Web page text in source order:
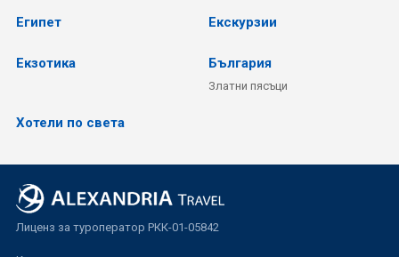
Египет Екскурзии
Екзотика България
Златни пясъци
Хотели по света
Лиценз за туроператор РКК-01-05842